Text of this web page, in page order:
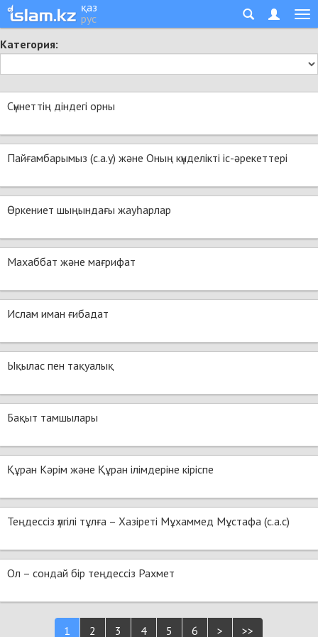
қаз
рус
Категория:
Сүннеттің діндегі орны
Пайғамбарымыз (с.а.у) және Оның күнделікті іс-әрекеттері
Өркениет шыңындағы жауһарлар
Махаббат және мағрифат
Ислам иман ғибадат
Ықылас пен тақуалық
Бақыт тамшылары
Құран Кәрім және Құран ілімдеріне кіріспе
Теңдессіз үлгілі тұлға – Хазіреті Мұхаммед Мұстафа (с.а.с)
Ол – сондай бір теңдессіз Рахмет
1 2 3 4 5 6 > >>